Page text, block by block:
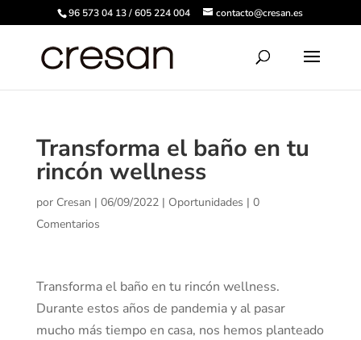
96 573 04 13 / 605 224 004 contacto@cresan.es
Transforma el baño en tu
rincón wellness
por Cresan | 06/09/2022| Oportunidades | 0
Comentarios
Transforma el baño en tu rincón wellness.
Durante estos años de pandemia y al pasar
mucho más tiempo en casa, nos hemos planteado